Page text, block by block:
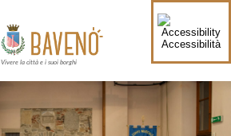
Accessibilità
Vivere la città e i suoi borghi